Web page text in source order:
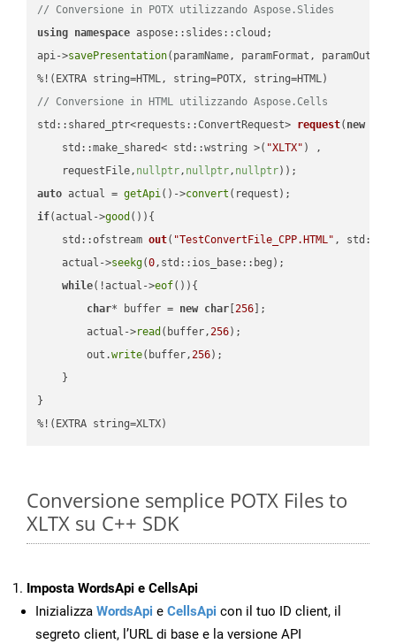
// Conversione in POTX utilizzando Aspose.Slides
using namespace aspose::slides::cloud;
api->savePresentation(paramName, paramFormat,
// Conversione in HTML utilizzando Aspose.Cells
std::shared_ptr<requests::ConvertRequest> request( new
    std::make_shared< std::wstring >(
"XLTX" ) ,
    requestFile,
nullptr, nullptr, nullptr))
auto actual = getApi()->convert
if(actual->good ()){
std::ofstream out( "TestConvertFile_CPP.HTML" ,
    actual->
seekg(0,std::ios_base::beg);
while(!actual->eof()){
char* buffer = new char [256 ];
        actual->
read (buffer,256);
        out.
write(buffer,256);
    }
}
%!(EXTRA string=XLTX)
Conversione semplice POTX Files to
XLTX su C++ SDK
Imposta WordsApi e CellsApi
Inizializza WordsApi e CellsApi con il tuo ID client, il
segreto client, l’URL di base e la versione API